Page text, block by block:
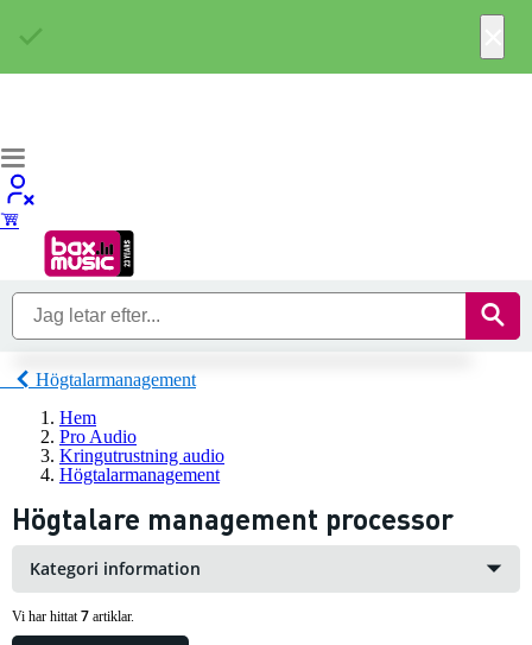
Högtalarmanagement
Hem
Pro Audio
Kringutrustning audio
Högtalarmanagement
Högtalare management processor
Kategori information
Vi har hittat7 artiklar.